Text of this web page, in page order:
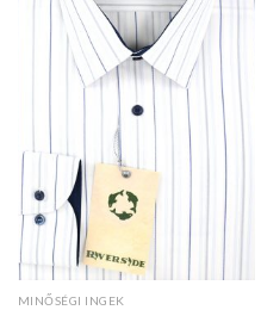
MINŐSÉGI INGEK